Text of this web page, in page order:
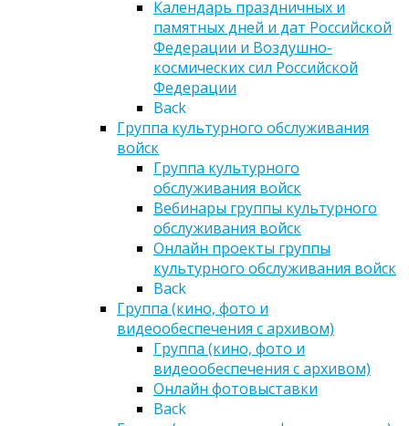
Календарь праздничных и
памятных дней и дат Российской
Федерации и Воздушно-
космических сил Российской
Федерации
Back
Группа культурного обслуживания
войск
Группа культурного
обслуживания войск
Вебинары группы культурного
обслуживания войск
Онлайн проекты группы
культурного обслуживания войск
Back
Группа (кино, фото и
видеообеспечения с архивом)
Группа (кино, фото и
видеообеспечения с архивом)
Онлайн фотовыставки
Back